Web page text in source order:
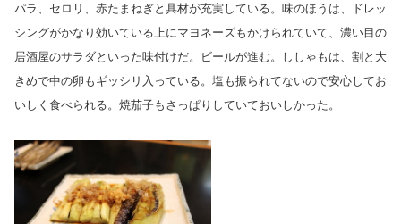
パラ、セロリ、赤たまねぎと具材が充実している。味のほうは、ドレッ
シングがかなり効いている上にマヨネーズもかけられていて、濃い目の
居酒屋のサラダといった味付けだ。ビールが進む。ししゃもは、割と大
きめで中の卵もギッシリ入っている。塩も振られてないので安心してお
いしく食べられる。焼茄子もさっぱりしていておいしかった。